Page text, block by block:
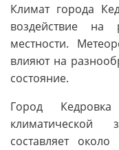
Климат города
воздействие на
местности.
влияют на
состояние.
Город
климатической
составляет